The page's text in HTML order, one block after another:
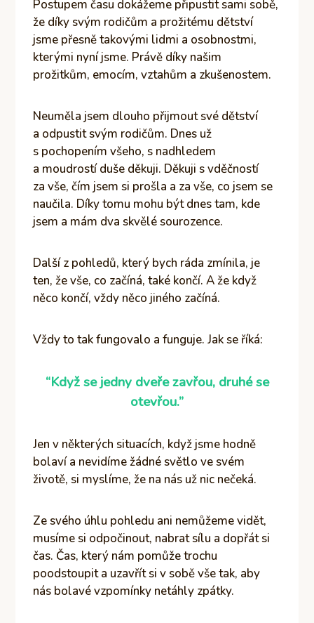
Postupem času dokážeme připustit sami sobě,
že díky svým rodičům a prožitému dětství
jsme přesně takovými lidmi a osobnostmi,
kterými nyní jsme. Právě díky našim
prožitkům, emocím, vztahům a zkušenostem.
Neuměla jsem dlouho přijmout své dětství
a odpustit svým rodičům. Dnes už
s pochopením všeho, s nadhledem
a moudrostí duše děkuji. Děkuji s vděčností
za vše, čím jsem si prošla a za vše, co jsem se
naučila. Díky tomu mohu být dnes tam, kde
jsem a mám dva skvělé sourozence.
Další z pohledů, který bych ráda zmínila, je
ten, že vše, co začíná, také končí. A že když
něco končí, vždy něco jiného začíná.
Vždy to tak fungovalo a funguje. Jak se říká:
“Když se jedny dveře zavřou, druhé se
otevřou.”
Jen v některých situacích, když jsme hodně
bolaví a nevidíme žádné světlo ve svém
životě, si myslíme, že na nás už nic nečeká.
Ze svého úhlu pohledu ani nemůžeme vidět,
musíme si odpočinout, nabrat sílu a dopřát si
čas. Čas, který nám pomůže trochu
poodstoupit a uzavřít si v sobě vše tak, aby
nás bolavé vzpomínky netáhly zpátky.